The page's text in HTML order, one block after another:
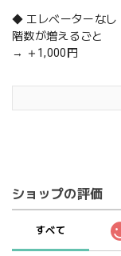
◆ エレベーターなし
階数が増えるごと
→ ＋1,000円
ショップの評価
すべて